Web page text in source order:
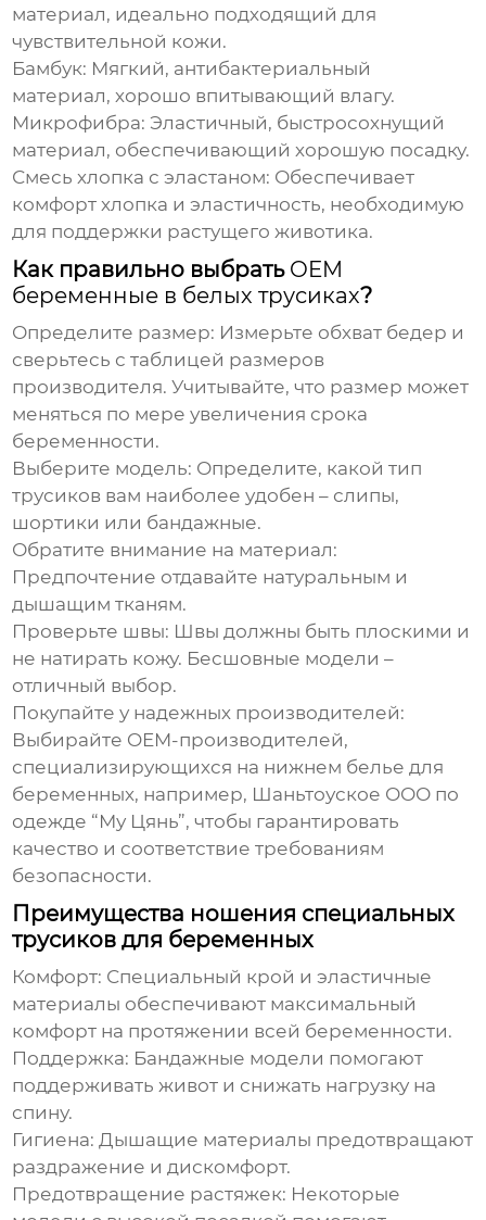
материал, идеально подходящий для
чувствительной кожи.
Бамбук: Мягкий, антибактериальный
материал, хорошо впитывающий влагу.
Микрофибра: Эластичный, быстросохнущий
материал, обеспечивающий хорошую посадку.
Смесь хлопка с эластаном: Обеспечивает
комфорт хлопка и эластичность, необходимую
для поддержки растущего животика.
Как правильно выбрать OEM
беременные в белых трусиках?
Определите размер: Измерьте обхват бедер и
сверьтесь с таблицей размеров
производителя. Учитывайте, что размер может
меняться по мере увеличения срока
беременности.
Выберите модель: Определите, какой тип
трусиков вам наиболее удобен – слипы,
шортики или бандажные.
Обратите внимание на материал:
Предпочтение отдавайте натуральным и
дышащим тканям.
Проверьте швы: Швы должны быть плоскими и
не натирать кожу. Бесшовные модели –
отличный выбор.
Покупайте у надежных производителей:
Выбирайте OEM-производителей,
специализирующихся на нижнем белье для
беременных, например, Шаньтоуское ООО по
одежде “Му Цянь”, чтобы гарантировать
качество и соответствие требованиям
безопасности.
Преимущества ношения специальных
трусиков для беременных
Комфорт: Специальный крой и эластичные
материалы обеспечивают максимальный
комфорт на протяжении всей беременности.
Поддержка: Бандажные модели помогают
поддерживать живот и снижать нагрузку на
спину.
Гигиена: Дышащие материалы предотвращают
раздражение и дискомфорт.
Предотвращение растяжек: Некоторые